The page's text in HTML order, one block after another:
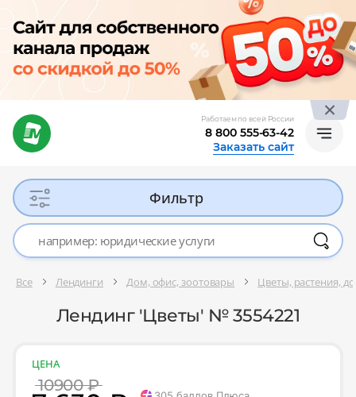
Работаем по всей России
8 800 555-63-42
Заказать сайт
Фильтр
Все Лендинги Дом, офис, зоотовары Цветы, растения,
Лендинг 'Цветы' № 3554221
ЦЕНА
10900 ₽